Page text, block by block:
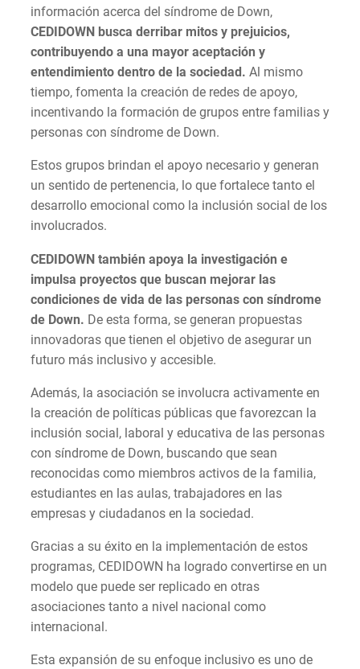
información acerca del síndrome de Down,
CEDIDOWN busca derribar mitos y prejuicios,
contribuyendo a una mayor aceptación y
entendimiento dentro de la sociedad. Al mismo
tiempo, fomenta la creación de redes de apoyo,
incentivando la formación de grupos entre familias y
personas con síndrome de Down.
Estos grupos brindan el apoyo necesario y generan
un sentido de pertenencia, lo que fortalece tanto el
desarrollo emocional como la inclusión social de los
involucrados.
CEDIDOWN también apoya la investigación e
impulsa proyectos que buscan mejorar las
condiciones de vida de las personas con síndrome
de Down. De esta forma, se generan propuestas
innovadoras que tienen el objetivo de asegurar un
futuro más inclusivo y accesible.
Además, la asociación se involucra activamente en
la creación de políticas públicas que favorezcan la
inclusión social, laboral y educativa de las personas
con síndrome de Down, buscando que sean
reconocidas como miembros activos de la familia,
estudiantes en las aulas, trabajadores en las
empresas y ciudadanos en la sociedad.
Gracias a su éxito en la implementación de estos
programas, CEDIDOWN ha logrado convertirse en un
modelo que puede ser replicado en otras
asociaciones tanto a nivel nacional como
internacional.
Esta expansión de su enfoque inclusivo es uno de